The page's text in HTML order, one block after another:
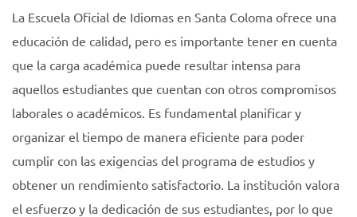
La Escuela Oficial de Idiomas en Santa Coloma ofrece una
educación de calidad, pero es importante tener en cuenta
que la carga académica puede resultar intensa para
aquellos estudiantes que cuentan con otros compromisos
laborales o académicos. Es fundamental planificar y
organizar el tiempo de manera eficiente para poder
cumplir con las exigencias del programa de estudios y
obtener un rendimiento satisfactorio. La institución valora
el esfuerzo y la dedicación de sus estudiantes, por lo que